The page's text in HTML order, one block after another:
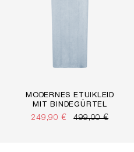
MODERNES ETUIKLEID
MIT BINDEGÜRTEL
249,90 € 499,00 €